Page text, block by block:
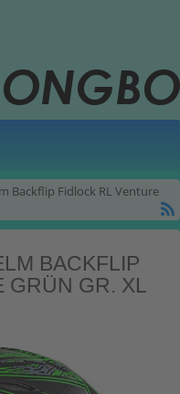
Backflip Fidlock RL Venture
BACKFLIP
GRÜN GR. XL